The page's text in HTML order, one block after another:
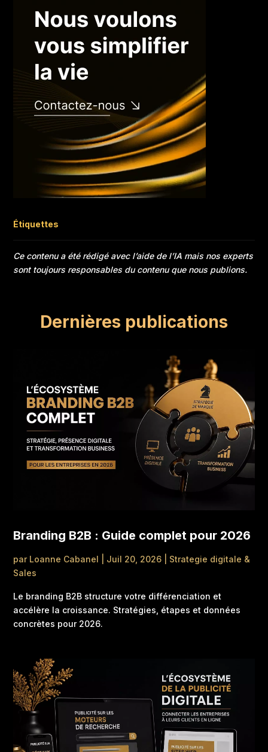
Étiquettes
Ce contenu a été rédigé avec l’aide de l’IA mais nos experts
sont toujours responsables du contenu que nous publions.
Dernières publications
Branding B2B : Guide complet pour 2026
par Loanne Cabanel Juil 20, 2026
Strategie digitale &
Sales
Le branding B2B structure votre différenciation et
accélère la croissance. Stratégies, étapes et données
concrètes pour 2026.